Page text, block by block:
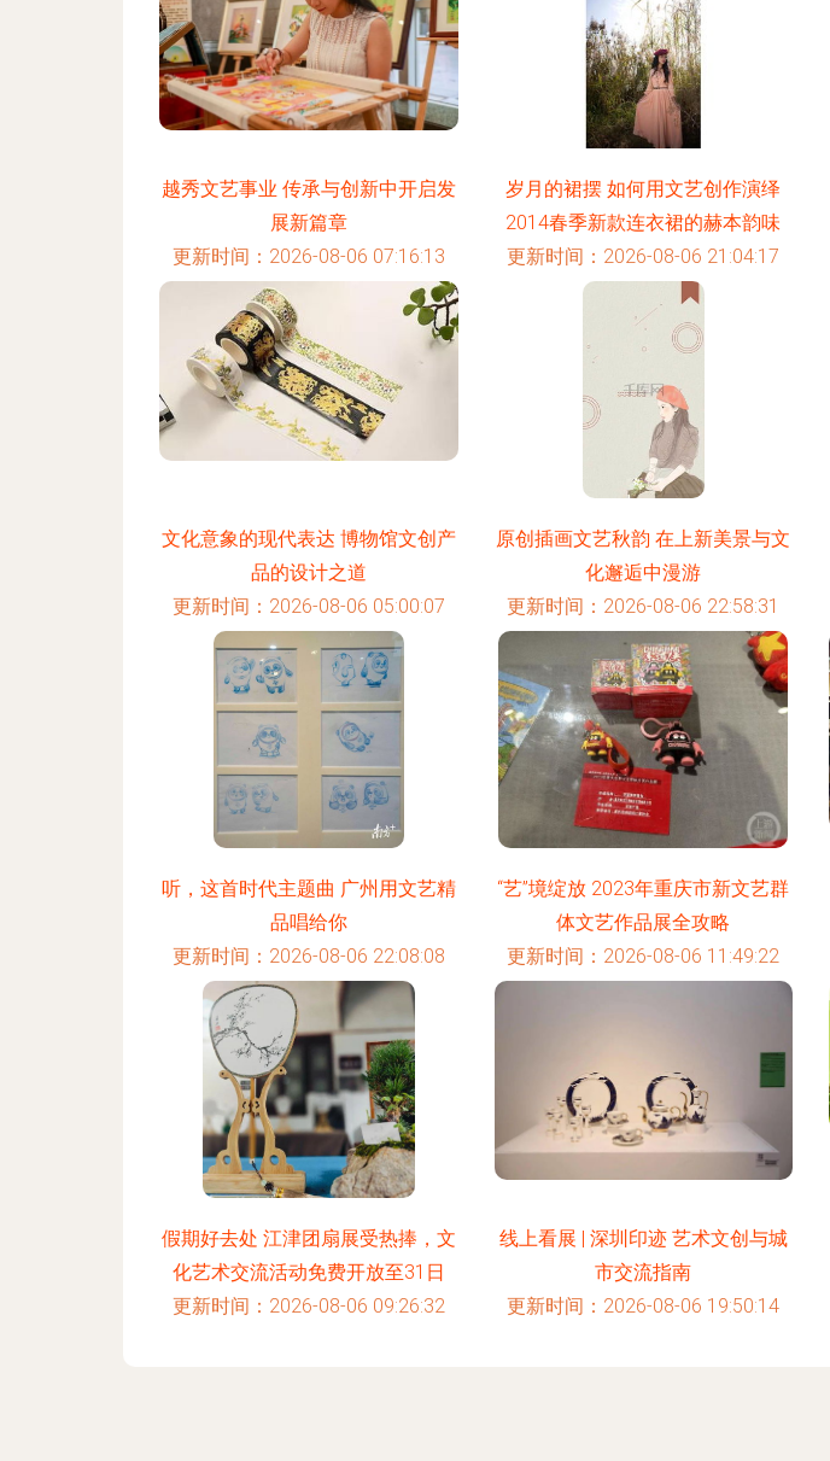
越秀文艺事业 传承与创新中开启发
展新篇章
更新时间：2026-08-06 07:16:13
岁月的裙摆 如何用文艺创作演绎
2014春季新款连衣裙的赫本韵味
更新时间：2026-08-06 21:04:17
文化意象的现代表达 博物馆文创产
品的设计之道
更新时间：2026-08-06 05:00:07
原创插画文艺秋韵 在上新美景与文
化邂逅中漫游
更新时间：2026-08-06 22:58:31
听，这首时代主题曲 广州用文艺精
品唱给你
更新时间：2026-08-06 22:08:08
“艺”境绽放 2023年重庆市新文艺群
体文艺作品展全攻略
更新时间：2026-08-06 11:49:22
假期好去处 江津团扇展受热捧，文
化艺术交流活动免费开放至31日
更新时间：2026-08-06 09:26:32
线上看展 | 深圳印迹 艺术文创与城
市交流指南
更新时间：2026-08-06 19:50:14